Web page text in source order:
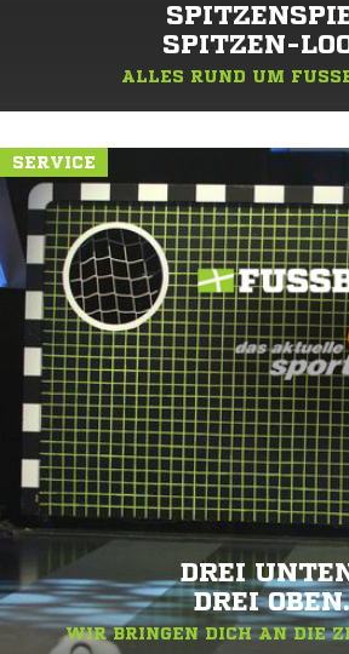
SPITZEN-
ALLES RUND UM
SERVICE
DREI
DREI OBEN.
WIR BRINGEN DICH AN DIE